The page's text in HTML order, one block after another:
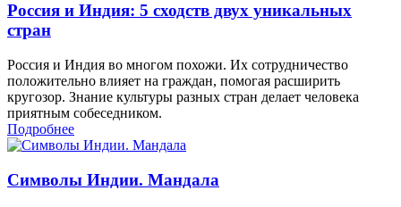
Россия и Индия: 5 сходств двух уникальных
стран
Россия и Индия во многом похожи. Их сотрудничество
положительно влияет на граждан, помогая расширить
кругозор. Знание культуры разных стран делает человека
приятным собеседником.
Подробнее
Символы Индии. Мандала